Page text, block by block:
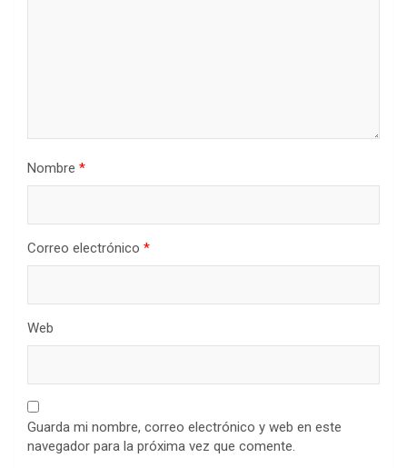
Nombre *
Correo electrónico *
Web
Guarda mi nombre, correo electrónico y web en este
navegador para la próxima vez que comente.